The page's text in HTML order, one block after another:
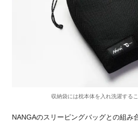
収納袋には枕本体を入れ洗濯するこ
NANGAのスリーピングバッグとの組み